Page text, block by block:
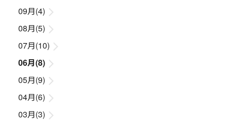
09月(4)
08月(5)
07月(10)
06月(8)
05月(9)
04月(6)
03月(3)